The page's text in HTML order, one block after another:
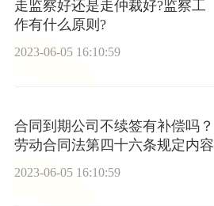
走监察好还是走仲裁好?监察工
作有什么原则?
2023-06-05 16:10:59
合同到期公司不续签有补偿吗？
劳动合同法第四十六条规定内容
2023-06-05 16:10:59